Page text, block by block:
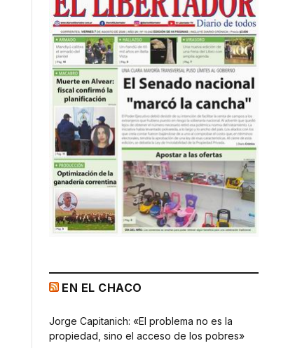
EN EL CHACO
Jorge Capitanich: «El problema no es la
propiedad, sino el acceso de los pobres»